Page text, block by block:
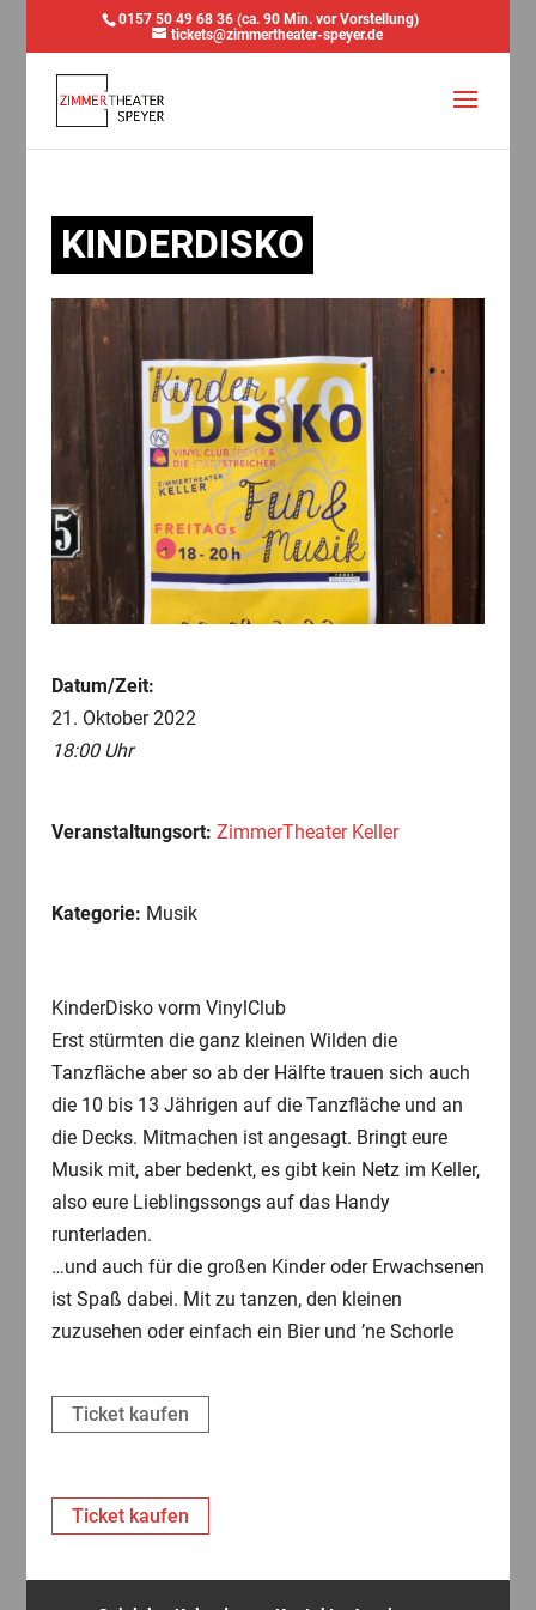
0157 50 49 68 36 (ca. 90 Min. vor Vorstellung)
tickets@zimmertheater-speyer.de
KINDERDISKO
Datum/Zeit:
21. Oktober 2022
18:00 Uhr
Veranstaltungsort: ZimmerTheater Keller
Kategorie: Musik
KinderDisko vorm VinylClub
Erst stürmten die ganz kleinen Wilden die
Tanzfläche aber so ab der Hälfte trauen sich auch
die 10 bis 13 Jährigen auf die Tanzfläche und an
die Decks. Mitmachen ist angesagt. Bringt eure
Musik mit, aber bedenkt, es gibt kein Netz im Keller,
also eure Lieblingssongs auf das Handy
runterladen.
…und auch für die großen Kinder oder Erwachsenen
ist Spaß dabei. Mit zu tanzen, den kleinen
zuzusehen oder einfach ein Bier und ’ne Schorle
Ticket kaufen
Ticket kaufen